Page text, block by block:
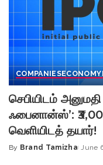
COMPANIESECONOMY
செபியிடம்
ஃபைனான்ஸ்’:
வெளியிடத் தயார்!
Posted
By Brand Tamizha June